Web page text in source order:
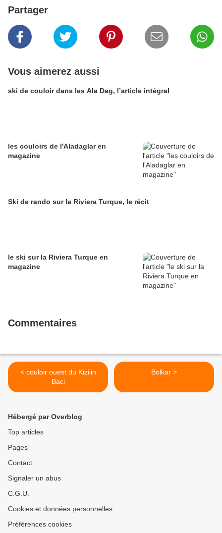
Partager
Vous aimerez aussi
ski de couloir dans les Ala Dag, l’article intégral
les couloirs de l'Aladaglar en
magazine
Ski de rando sur la Riviera Turque, le récit
le ski sur la Riviera Turque en
magazine
Commentaires
< couloir ouest du Kizilin
Baci
Bolkar >
Hébergé par Overblog
Top articles
Pages
Contact
Signaler un abus
C.G.U.
Cookies et données personnelles
Préférences cookies